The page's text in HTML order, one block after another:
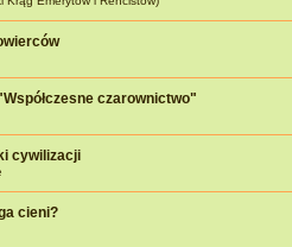
czarownictwo"
cywilizacji
cieni?